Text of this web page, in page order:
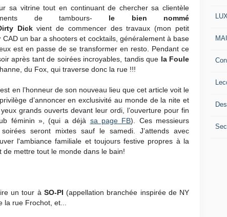
sa vitrine tout en continuant de chercher sa clientèle
de tambours- le bien nommé
Dickvient de commencer des travaux (mon petit
CAD un bar a shooters et cocktails, généralement à base
est en passe de se transformer en resto. Pendant ce
après tant de soirées incroyables, tandis que la Foule
du Fox, qui traverse donc la rue !!!
en l’honneur de son nouveau lieu que cet article voit le
d’annoncer en exclusivité au monde de la nite et
grands ouverts devant leur ordi, l’ouverture pour fin
féminin », (qui a déjà sa page FB). Ces messieurs
seront mixtes sauf le samedi. J’attends avec
l'ambiance familiale et toujours festive propres à la
mettre tout le monde dans le bain!
un tour à SO-PI (appellation branchée inspirée de NY
rue Frochot, et...